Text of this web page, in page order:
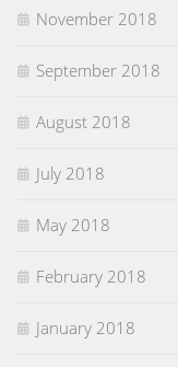
November 2018
September 2018
August 2018
July 2018
May 2018
February 2018
January 2018